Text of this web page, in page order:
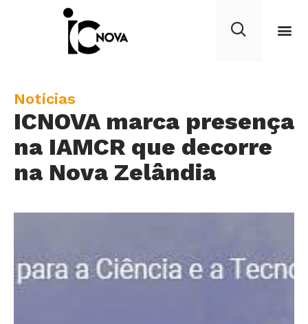
ICNOVA marca presença
na IAMCR que decorre
na Nova Zelândia
C
a
e
g
r
Notícias